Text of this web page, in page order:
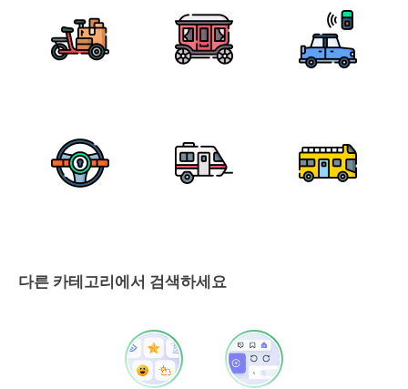
다른 카테고리에서 검색하세요